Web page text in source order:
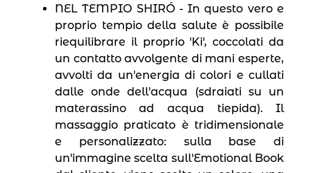
NEL TEMPIO SHIRÓ - In questo vero e
proprio tempio della salute è possibile
riequilibrare il proprio ′Ki′, coccolati da
un contatto avvolgente di mani esperte,
avvolti da un′energia di colori e cullati
dalle onde dell′acqua (sdraiati su un
materassino ad acqua tiepida). Il
massaggio praticato è tridimensionale
e personalizzato: sulla base di
un′immagine scelta sull′Emotional Book